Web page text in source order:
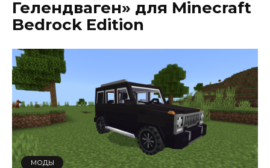
Гелендваген» для Minecraft
Bedrock Edition
МОДЫ